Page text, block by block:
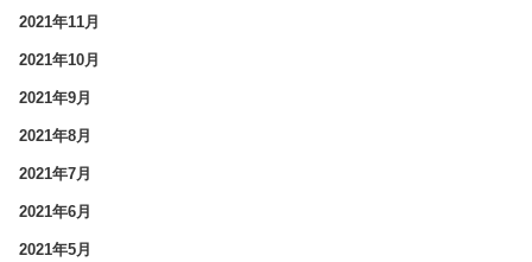
2021年11月
2021年10月
2021年9月
2021年8月
2021年7月
2021年6月
2021年5月